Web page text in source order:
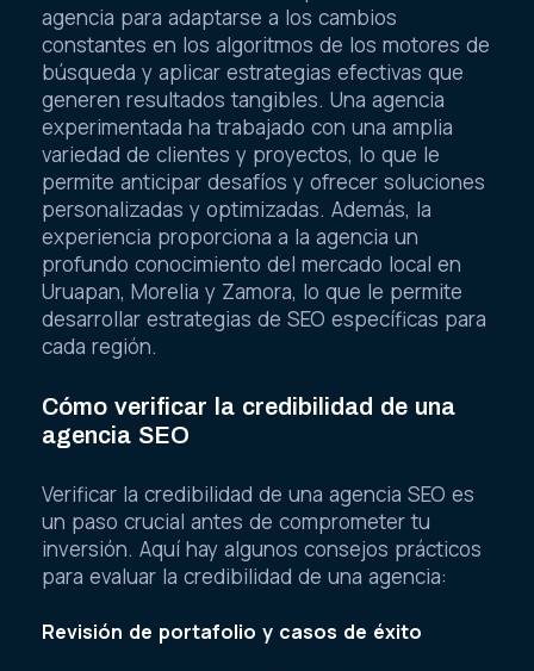
agencia para adaptarse a los cambios
constantes en los algoritmos de los motores de
búsqueda y aplicar estrategias efectivas que
generen resultados tangibles. Una agencia
experimentada ha trabajado con una amplia
variedad de clientes y proyectos, lo que le
permite anticipar desafíos y ofrecer soluciones
personalizadas y optimizadas. Además, la
experiencia proporciona a la agencia un
profundo conocimiento del mercado local en
Uruapan, Morelia y Zamora, lo que le permite
desarrollar estrategias de SEO específicas para
cada región.
Cómo verificar la credibilidad de una
agencia SEO
Verificar la credibilidad de una agencia SEO es
un paso crucial antes de comprometer tu
inversión. Aquí hay algunos consejos prácticos
para evaluar la credibilidad de una agencia:
Revisión de portafolio y casos de éxito